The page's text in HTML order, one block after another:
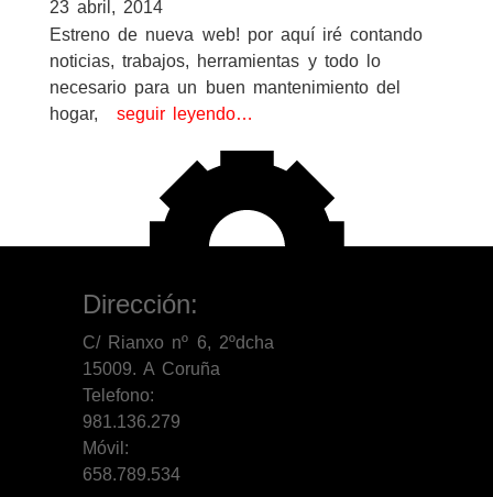
23 abril, 2014
Estreno de nueva web! por aquí iré contando
noticias, trabajos, herramientas y todo lo
necesario para un buen mantenimiento del
hogar,
seguir leyendo…
Dirección:
C/ Rianxo nº 6, 2ºdcha
15009. A Coruña
Telefono:
981.136.279
Móvil:
658.789.534